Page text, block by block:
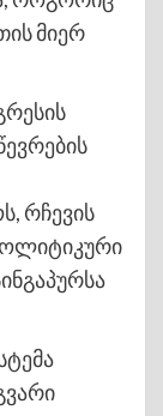
მიერ
რჩევის